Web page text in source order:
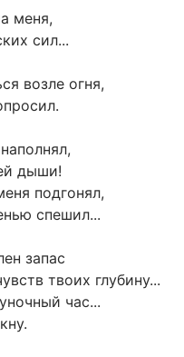
меня,
сил...
возле огня,
дыши!
подгонял,
спешил...
запас
твоих глубину...
час...